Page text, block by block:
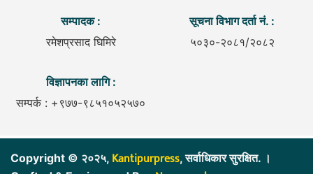
सम्पादक :
रमेशप्रसाद घिमिरे
सूचना विभाग दर्ता नं. :
५०३०-२०८१/२०८२
विज्ञापनका लागि :
सम्पर्क : +९७७-९८५१०५२५७०
Copyright © २०२५, Kantipurpress, सर्वाधिकार सुरक्षित. ।